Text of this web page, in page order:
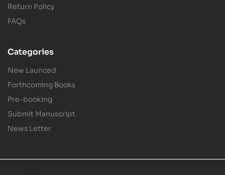
Return Policy
FAQs
Categories
New Launced
Forthcoming Books
Pre-booking
Submit Manuscript
News Letter